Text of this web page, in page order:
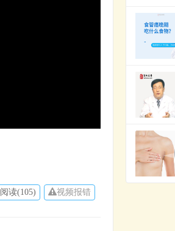
阅读(105) 视频报错